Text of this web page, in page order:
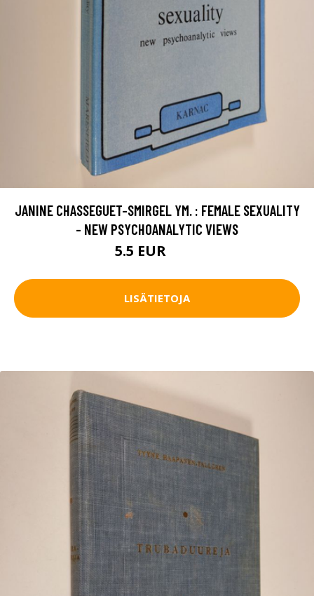
JANINE CHASSEGUET-SMIRGEL YM. : FEMALE SEXUALITY
- NEW PSYCHOANALYTIC VIEWS
5.5 EUR
LISÄTIETOJA